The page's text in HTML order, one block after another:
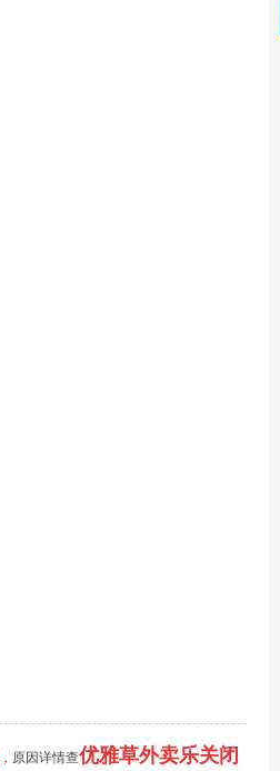
，原因详情查优雅草外卖乐关闭